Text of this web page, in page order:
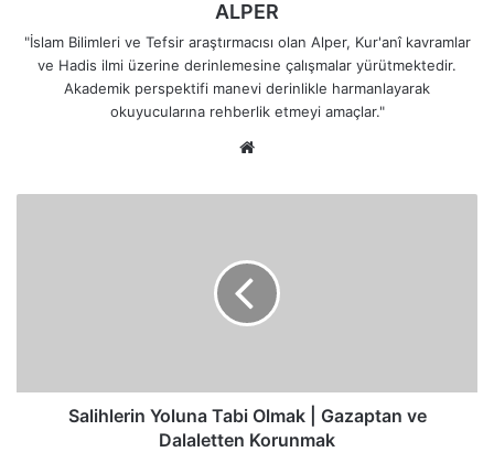
ALPER
"İslam Bilimleri ve Tefsir araştırmacısı olan Alper, Kur'anî kavramlar
ve Hadis ilmi üzerine derinlemesine çalışmalar yürütmektedir.
Akademik perspektifi manevi derinlikle harmanlayarak
okuyucularına rehberlik etmeyi amaçlar."
Korunmak
Salihlerin Yoluna Tabi Olmak | Gazaptan ve
Dalaletten Korunmak